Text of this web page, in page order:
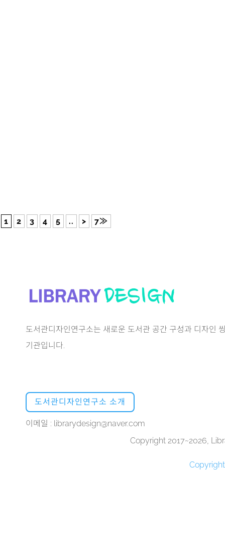
1 2 3 4 5 .. > 7≫
도서관디자인연구소는 새로운 도서관 공간 구성과 디자인
기관입니다.
도서관디자인연구소 소개
이메일 : librarydesign@naver.com
Copyright 2017~2026,